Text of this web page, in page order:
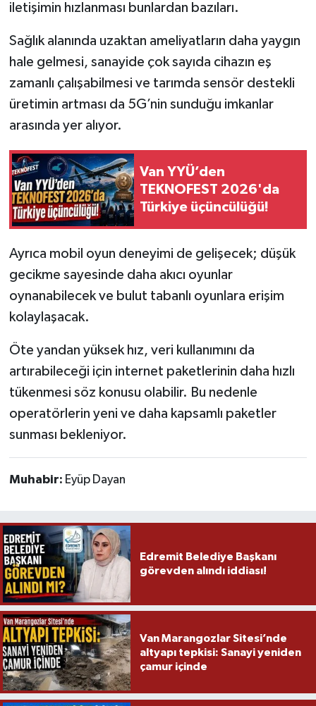
iletişimin hızlanması bunlardan bazıları.
Sağlık alanında uzaktan ameliyatların daha yaygın
hale gelmesi, sanayide çok sayıda cihazın eş
zamanlı çalışabilmesi ve tarımda sensör destekli
üretimin artması da 5G’nin sunduğu imkanlar
arasında yer alıyor.
Van YYÜ’den
TEKNOFEST 2026'da
Türkiye üçüncülüğü!
Ayrıca mobil oyun deneyimi de gelişecek; düşük
gecikme sayesinde daha akıcı oyunlar
oynanabilecek ve bulut tabanlı oyunlara erişim
kolaylaşacak.
Öte yandan yüksek hız, veri kullanımını da
artırabileceği için internet paketlerinin daha hızlı
tükenmesi söz konusu olabilir. Bu nedenle
operatörlerin yeni ve daha kapsamlı paketler
sunması bekleniyor.
Muhabir: Eyüp Dayan
Edremit Belediye Başkanı
görevden alındı iddiası!
Van Marangozlar Sitesi’nde
altyapı tepkisi: Sanayi yeniden
çamur içinde